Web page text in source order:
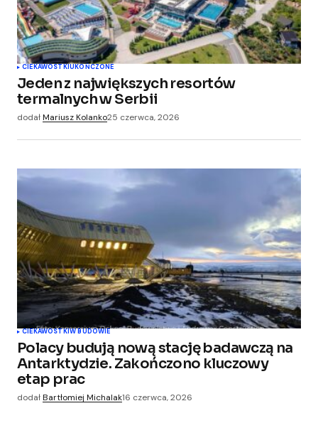
CIEKAWOSTKIUKOŃCZONE
Jeden z największych resortów
termalnych w Serbii
dodałMariusz Kolanko25 czerwca, 2026
CIEKAWOSTKIW BUDOWIE
Polacy budują nową stację badawczą na
Antarktydzie. Zakończono kluczowy
etap prac
dodałBartłomiej Michalak16 czerwca, 2026